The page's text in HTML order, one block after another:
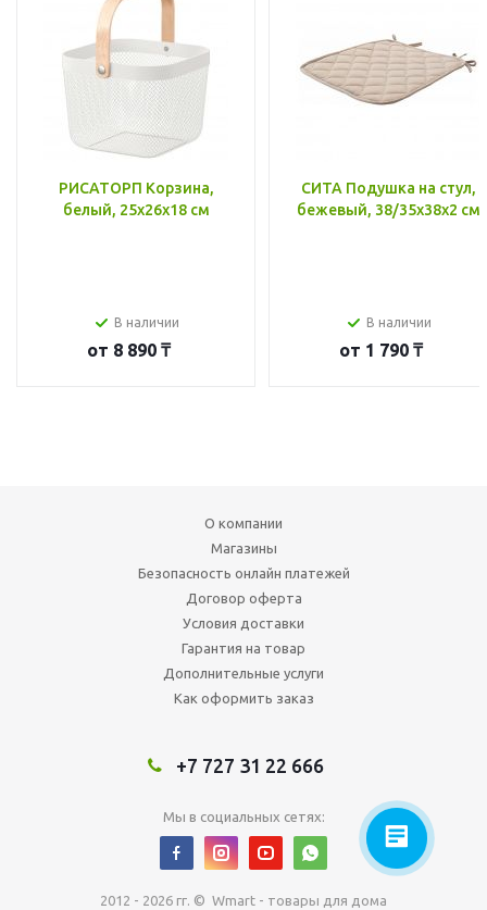
РИСАТОРП Корзина,
белый, 25x26x18 см
В наличии
от 8 890 ₸
СИТА Подушка на стул,
бежевый, 38/35x38x2 см
В наличии
от 1 790 ₸
О компании
Магазины
Безопасность онлайн платежей
Договор оферта
Условия доставки
Гарантия на товар
Дополнительные услуги
Как оформить заказ
+7 727 31 22 666
Мы в социальных сетях:
2012 - 2026 гг. © Wmart - товары для дома